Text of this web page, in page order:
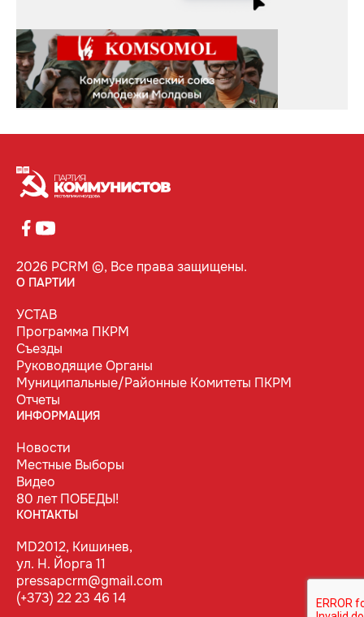
2026 PCRM ©, Все права защищены.
О ПАРТИИ
УСТАВ
Программа ПКРМ
Съезды
Руководящие Органы
Муниципальные/Районные Комитеты ПКРМ
Отчеты
ИНФОРМАЦИЯ
Новости
Местные Выборы
Видео
80 лет ПОБЕДЫ!
КОНТАКТЫ
MD2012, Кишинев,
ул. Н. Йорга 11
pressapcrm@gmail.com
(+373) 22 23 46 14